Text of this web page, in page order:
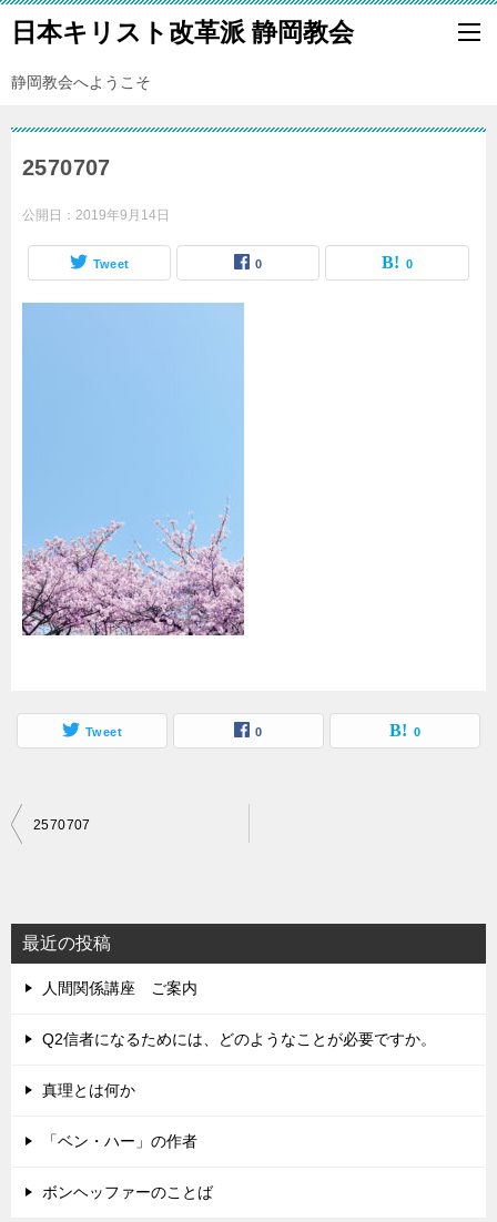
日本キリスト改革派 静岡教会
静岡教会へようこそ
2570707
公開日： 2019年9月14日
Tweet 0 0
Tweet 0 0
投
ビ
ゲ
ー
シ
2570707
最近の投稿
人間関係講座 ご案内
Q2信者になるためには、どのようなことが必要ですか。
真理とは何か
「ベン・ハー」の作者
ボンヘッファーのことば